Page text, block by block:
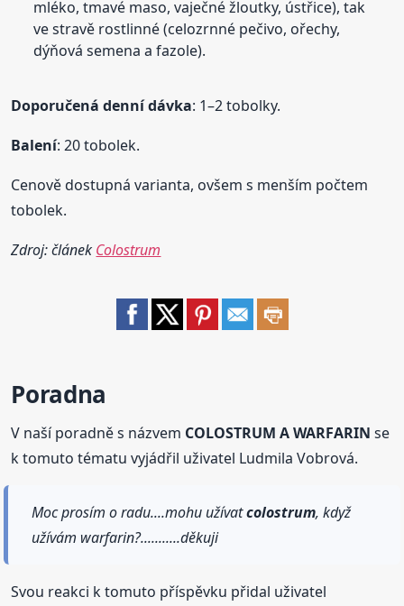
mléko, tmavé maso, vaječné žloutky, ústřice), tak
ve stravě rostlinné (celozrnné pečivo, ořechy,
dýňová semena a fazole).
Doporučená denní dávka: 1–2 tobolky.
Balení: 20 tobolek.
Cenově dostupná varianta, ovšem s menším počtem
tobolek.
Zdroj: článek Colostrum
Poradna
V naší poradně s názvem COLOSTRUM A WARFARIN se
k tomuto tématu vyjádřil uživatel Ludmila Vobrová.
Moc prosím o radu....mohu užívatcolostrum, když
užívám warfarin?...........děkuji
Svou reakci k tomuto příspěvku přidal uživatel